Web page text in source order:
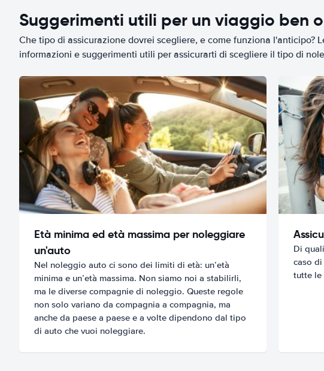
Suggerimenti utili per un viaggio ben
Che tipo di assicurazione dovrei scegliere, e come funziona l'anticipo?
informazioni e suggerimenti utili per assicurarti di scegliere il tipo di
Età minima ed età massima per noleggiare
un'auto
Nel noleggio auto ci sono dei limiti di età: un’età
minima e un’età massima. Non siamo noi a stabilirli,
ma le diverse compagnie di noleggio. Queste regole
non solo variano da compagnia a compagnia, ma
anche da paese a paese e a volte dipendono dal tipo
di auto che vuoi noleggiare.
Di
caso di
tutte le